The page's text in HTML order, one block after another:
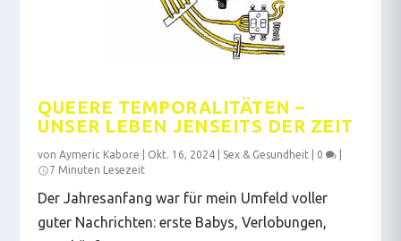
QUEERE TEMPORALITÄTEN –
UNSER LEBEN JENSEITS DER ZEIT
vonAymeric Kabore Okt. 16, 2024 Sex & Gesundheit 0
7 Minuten Lesezeit
Der Jahresanfang war für mein Umfeld voller
guter Nachrichten: erste Babys, Verlobungen,